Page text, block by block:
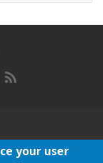
ARCHIVE
your user